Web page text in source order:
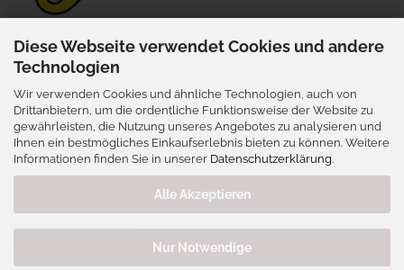
Diese Webseite verwendet Cookies und andere
Technologien
Wir verwenden Cookies und ähnliche Technologien, auch von
Drittanbietern, um die ordentliche Funktionsweise der Website zu
gewährleisten, die Nutzung unseres Angebotes zu analysieren und
Ihnen ein bestmögliches Einkaufserlebnis bieten zu können. Weitere
Informationen finden Sie in unserer Datenschutzerklärung.
Alle Akzeptieren
Nur Notwendige
Selbstabholung
Wienerstraße 41, 3702 Niederrußbach
nur nach vorheriger Terminabsprache
Vertrag widerrufen